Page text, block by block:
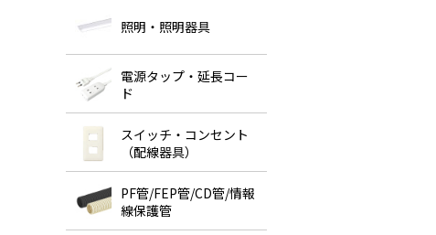
照明・照明器具
電源タップ・延長コー
ド
スイッチ・コンセント
（配線器具）
PF管/FEP管/CD管/情報
線保護管